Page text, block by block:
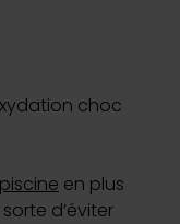
choc
en plus
d’éviter